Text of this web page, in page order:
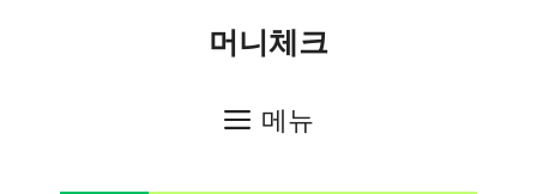
머니체크
메뉴